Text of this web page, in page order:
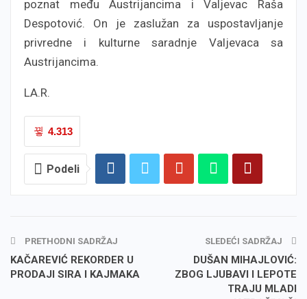
poznat među Austrijancima i Valjevac Raša
Despotović. On je zaslužan za uspostavljanje
privredne i kulturne saradnje Valjevaca sa
Austrijancima.
LA.R.
4.313
Podeli
PRETHODNI SADRŽAJ
KAČAREVIĆ REKORDER U
PRODAJI SIRA I KAJMAKA
SLEDEĆI SADRŽAJ
DUŠAN MIHAJLOVIĆ:
ZBOG LJUBAVI I LEPOTE
TRAJU MLADI